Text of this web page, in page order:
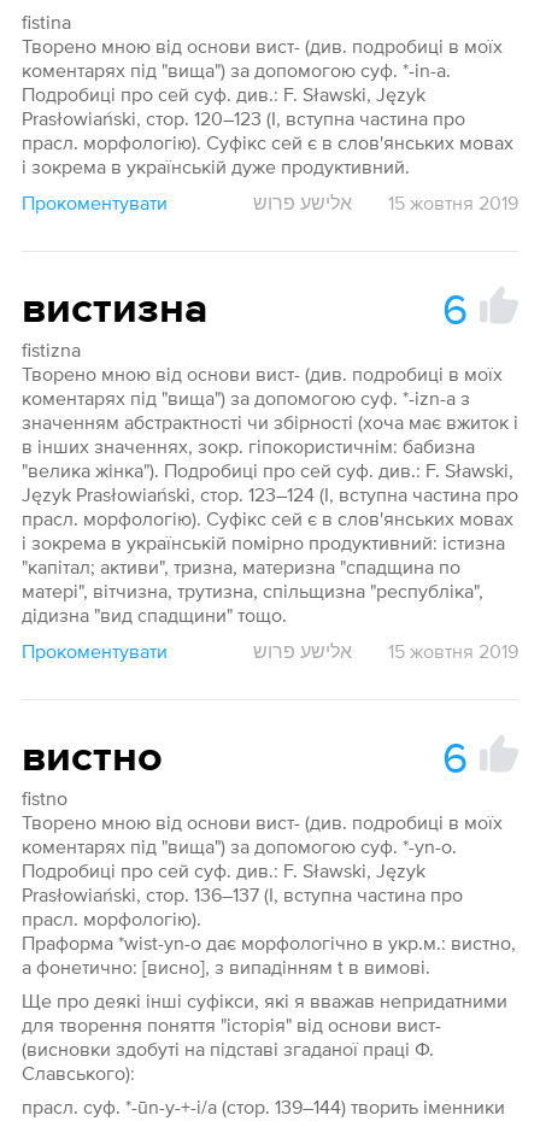
fistina
Творено мною від основи вист- (див. подробиці в моїх
коментарях під "вища") за допомогою суф. *-in-a.
Подробиці про сей суф. див.: F. Sławski, Język
Prasłowiański, стор. 120–123 (І, вступна частина про
прасл. морфологію). Суфікс сей є в слов'янських мовах
і зокрема в українській дуже продуктивний.
Прокоментувати
אלישע פרוש 15 жовтня 2019
вистизна 6
fistizna
Творено мною від основи вист- (див. подробиці в моїх
коментарях під "вища") за допомогою суф. *-izn-a з
значенням абстрактності чи збірності (хоча має вжиток і
в інших значеннях, зокр. гіпокористичнім: бабизна
"велика жінка"). Подробиці про сей суф. див.: F. Sławski,
Język Prasłowiański, стор. 123–124 (І, вступна частина про
прасл. морфологію). Суфікс сей є в слов'янських мовах
і зокрема в українській помірно продуктивний: істизна
"капітал; активи", тризна, материзна "спадщина по
матері", вітчизна, трутизна, спільщизна "республіка",
дідизна "вид спадщини" тощо.
Прокоментувати
אלישע פרוש 15 жовтня 2019
вистно 6
fistno
Творено мною від основи вист- (див. подробиці в моїх
коментарях під "вища") за допомогою суф. *-yn-o.
Подробиці про сей суф. див.: F. Sławski, Język
Prasłowiański, стор. 136–137 (І, вступна частина про
прасл. морфологію).
Праформа *wist-yn-o дає морфологічно в укр.м.: вистно,
а фонетично: [висно], з випадінням t в вимові.
Ще про деякі інші суфікси, які я вважав непридатними
для творення поняття "історія" від основи вист-
(висновки здобуті на підставі згаданої праці Ф.
Славського):
прасл. суф. *-ūn-y-+-i/a (стор. 139–144) творить іменники